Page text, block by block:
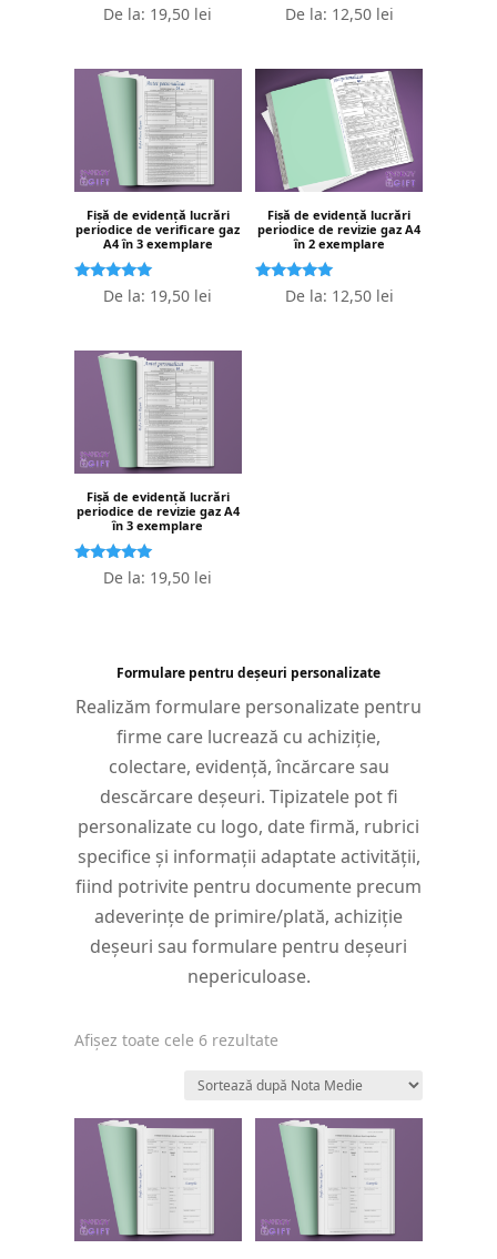
Evaluat la
5.00
De la: 19,50 lei
Evaluat la
5.00
De la: 12,50 lei
Fișă de evidență lucrări
periodice de verificare gaz
A4 în 3 exemplare
Evaluat la
5.00
De la: 19,50 lei
Fișă de evidență lucrări
periodice de revizie gaz A4
în 2 exemplare
Evaluat la
5.00
De la: 12,50 lei
Fișă de evidență lucrări
periodice de revizie gaz A4
în 3 exemplare
Evaluat la
5.00
De la: 19,50 lei
Formulare pentru deșeuri personalizate
Realizăm formulare personalizate pentru
firme care lucrează cu achiziție,
colectare, evidență, încărcare sau
descărcare deșeuri. Tipizatele pot fi
personalizate cu logo, date firmă, rubrici
specifice și informații adaptate activității,
fiind potrivite pentru documente precum
adeverințe de primire/plată, achiziție
deșeuri sau formulare pentru deșeuri
nepericuloase.
Afișez toate cele 6 rezultate
medie